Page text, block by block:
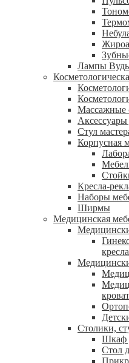
Лампы
Массажные
Стул
Корпусная
Кресла-
Наборы
Ширмы
Медицинская
кресла
Столики,
Шкаф
Стол